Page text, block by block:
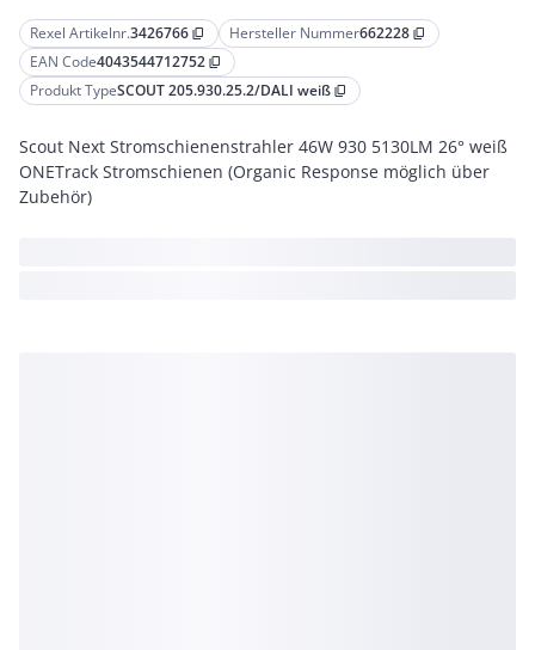
Rexel Artikelnr.3426766 content_copy Hersteller Nummer662228 content_copy
EAN Code4043544712752 content_copy
Produkt TypeSCOUT 205.930.25.2/DALI weiß content_copy
Scout Next Stromschienenstrahler 46W 930 5130LM 26° weiß
ONETrack Stromschienen (Organic Response möglich über
Zubehör)